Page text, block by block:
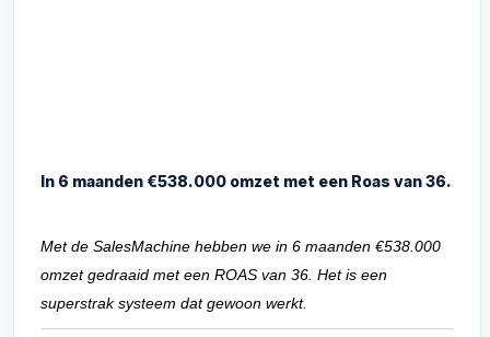
In 6 maanden €538.000 omzet met een Roas van 36.
Met de SalesMachine hebben we in 6 maanden €538.000
omzet gedraaid met een ROAS van 36. Het is een
superstrak systeem dat gewoon werkt.